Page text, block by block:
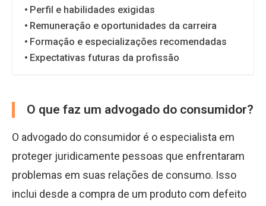
Perfil e habilidades exigidas
Remuneração e oportunidades da carreira
Formação e especializações recomendadas
Expectativas futuras da profissão
O que faz um advogado do consumidor?
O advogado do consumidor é o especialista em
proteger juridicamente pessoas que enfrentaram
problemas em suas relações de consumo. Isso
inclui desde a compra de um produto com defeito